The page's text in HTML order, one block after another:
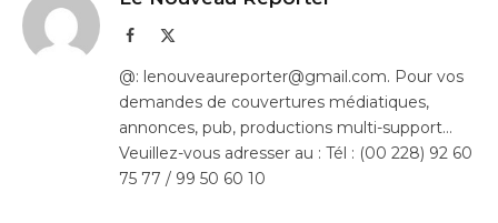
Facebook
@: lenouveaureporter@gmail.com. Pour vos
demandes de couvertures médiatiques,
annonces, pub, productions multi-support…
Veuillez-vous adresser au : Tél : (00 228) 92 60
75 77 / 99 50 60 10